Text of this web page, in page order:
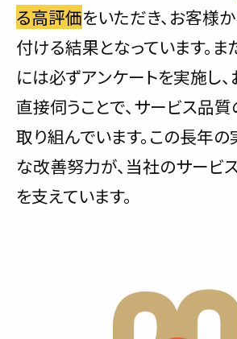
る高評価をいただき、お客様
付ける結果となっています。ま
には必ずアンケートを実施し
直接伺うことで、サービス品
取り組んでいます。この長年
な改善努力が、当社のサービ
を支えています。